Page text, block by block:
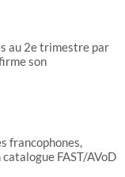
au 2e trimestre par
son
francophones,
FAST/AVoD